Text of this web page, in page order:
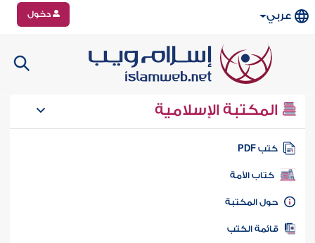
عربي دخول
المكتبة الإسلامية
كتب PDF
كتاب الأمة
المكتبة